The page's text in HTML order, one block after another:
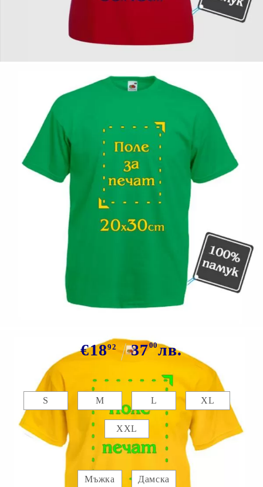
Цветна тениска със снимка
€1892 3700лв.
Размер: Таблица с размери
S M L XL
XXL
Мъжка Дамска